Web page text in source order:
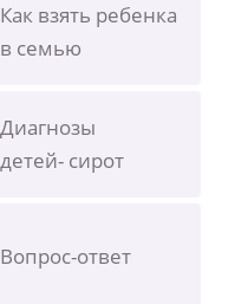
Как взять ребенка
в семью
Диагнозы
детей- сирот
Вопрос-ответ